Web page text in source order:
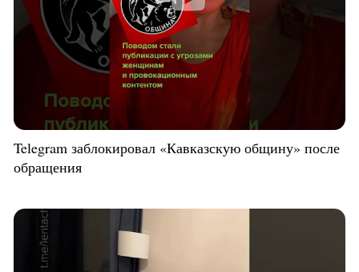
Telegram заблокировал «Кавказскую общину» после
обращения